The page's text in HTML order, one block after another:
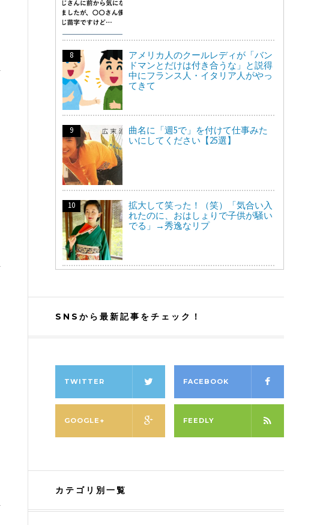
アメリカ人のクールレディが「バン
ドマンとだけは付き合うな」と説得
中にフランス人・イタリア人がやっ
てきて
曲名に「週5で」を付けて仕事みた
いにしてください【25選】
拡大して笑った！（笑）「気合い入
れたのに、おはしょりで子供が騒い
でる」→秀逸なリプ
SNSから最新記事をチェック！
TWITTER FACEBOOK
GOOGLE+ FEEDLY
カテゴリ別一覧